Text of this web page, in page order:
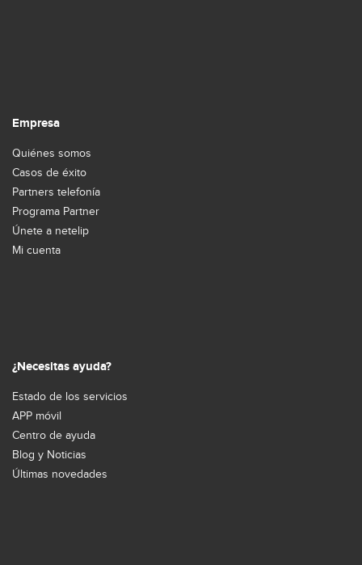
Empresa
Quiénes somos
Casos de éxito
Partners telefonía
Programa Partner
Únete a netelip
Mi cuenta
¿Necesitas ayuda?
Estado de los servicios
APP móvil
Centro de ayuda
Blog y Noticias
Últimas novedades